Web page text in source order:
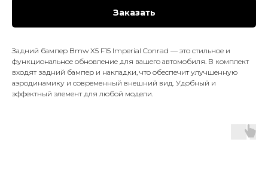
Заказать
Задний бампер Bmw X5 F15 Imperial Conrad — это стильное и
функциональное обновление для вашего автомобиля. В комплект
входят задний бампер и накладки, что обеспечит улучшенную
аэродинамику и современный внешний вид. Удобный и
эффектный элемент для любой модели.